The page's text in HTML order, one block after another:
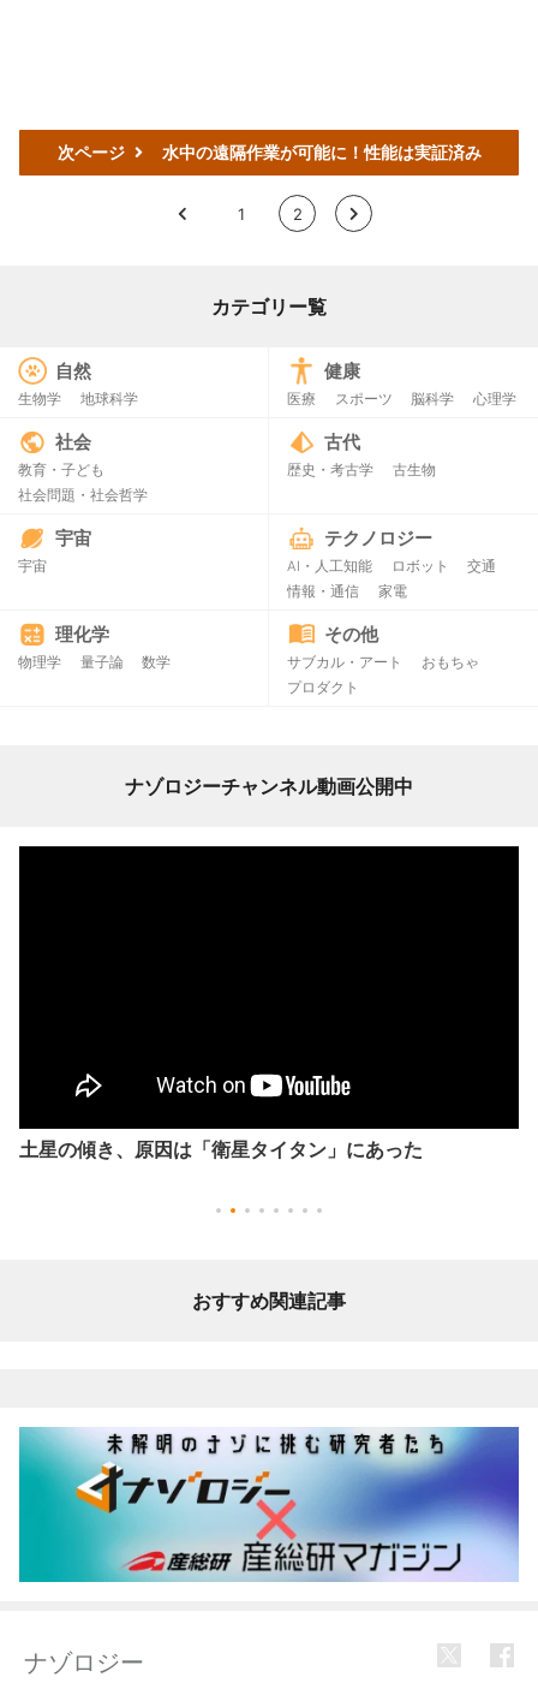
次ページ 水中の遠隔作業が可能に！性能は実証済み
< 1 2 >
カテゴリー覧
自然
生物学 地球科学
健康
医療 スポーツ 脳科学 心理学
社会
教育・子ども
社会問題・社会哲学
古代
歴史・考古学 古生物
宇宙
宇宙
テクノロジー
AI・人工知能 ロボット
交通
情報・通信
家電
理化学
物理学 量子論 数学
その他
サブカル・アート
おもちゃ
プロダクト
ナゾロジーチャンネル動画公開中
土星の傾き、原因は「衛星タイタン」にあった
おすすめ関連記事
ナゾロジー